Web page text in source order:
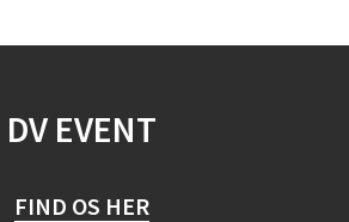
DV EVENT
FIND OS HER